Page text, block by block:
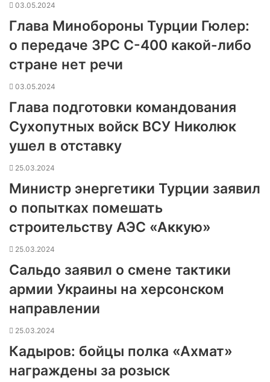
03.05.2024
Глава Минобороны Турции Гюлер:
о передаче ЗРС С-400 какой-либо
стране нет речи
03.05.2024
Глава подготовки командования
Сухопутных войск ВСУ Николюк
ушел в отставку
25.03.2024
Министр энергетики Турции заявил
о попытках помешать
строительству АЭС «Аккую»
25.03.2024
Сальдо заявил о смене тактики
армии Украины на херсонском
направлении
25.03.2024
Кадыров: бойцы полка «Ахмат»
награждены за розыск